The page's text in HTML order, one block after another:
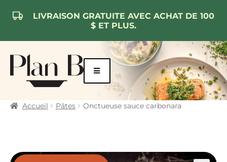
LIVRAISON GRATUITE AVEC ACHAT DE 100
$ ET PLUS.
contenu
Accueil Pâtes Onctueuse sauce carbonara